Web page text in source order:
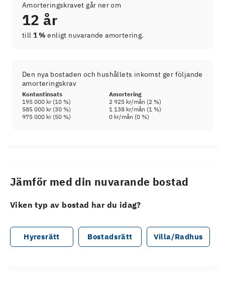
Amorteringskravet går ner om
12 år
till 1 % enligt nuvarande amortering.
Den nya bostaden och hushållets inkomst ger följande
amorteringskrav
Kontantinsats
Amortering
195 000 kr(10 %) 2 925 kr/mån (2 %)
585 000 kr(30 %) 1 138 kr/mån (1 %)
975 000 kr(50 %) 0 kr/mån (0 %)
Jämför med din nuvarande bostad
Viken typ av bostad har du idag?
Hyresrätt Bostadsrätt Villa/Radhus